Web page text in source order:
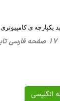
یکپارچه ی کامپیوتری
انگلیسی